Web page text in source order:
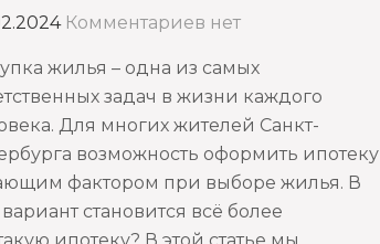
Комментариев нет
жилья – одна из самых
задач в жизни каждого
Для многих жителей Санкт-
возможность оформить ипотеку
фактором при выборе жилья. В
становится всё более